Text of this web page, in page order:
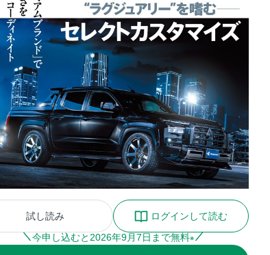
試し読み
ログインして読む
今申し込むと 2026年9月7日まで無料※